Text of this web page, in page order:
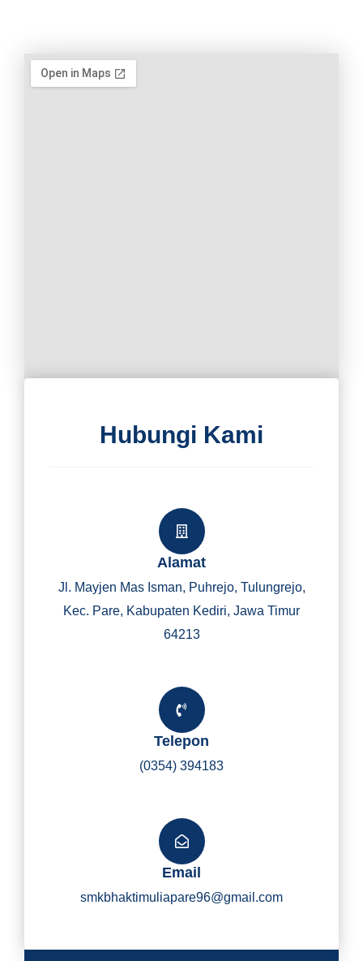
Y
I
Hubungi Kami
Alamat
Jl. Mayjen Mas Isman, Puhrejo, Tulungrejo,
Kec. Pare, Kabupaten Kediri, Jawa Timur
64213
Telepon
(0354) 394183
Email
smkbhaktimuliapare96@gmail.com